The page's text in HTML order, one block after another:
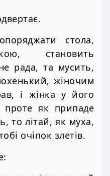
стола,
становить
рада, та мусить,
жіночим
і жінка у його
проте як припаде
то літай, як муха,
очіпок злетів.